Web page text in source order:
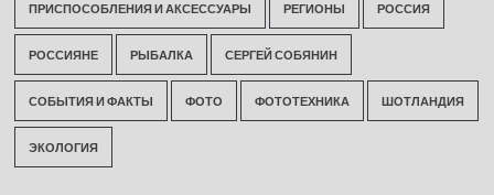
ПРИСПОСОБЛЕНИЯ И АКСЕССУАРЫ РЕГИОНЫ РОССИЯ
РОССИЯНЕ РЫБАЛКА СЕРГЕЙ СОБЯНИН
СОБЫТИЯ И ФАКТЫ ФОТО ФОТОТЕХНИКА ШОТЛАНДИЯ
ЭКОЛОГИЯ